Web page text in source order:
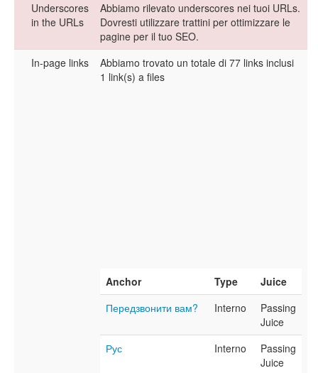
Underscores
in the URLs
Abbiamo rilevato underscores nei tuoi URLs.
Dovresti utilizzare trattini per ottimizzare le
pagine per il tuo SEO.
In-page links
Abbiamo trovato un totale di 77 links inclusi
1 link(s) a files
Anchor Type
Juice
Передзвонити вам?
Interno
Passing
Juice
Рус
Interno
Passing
Juice